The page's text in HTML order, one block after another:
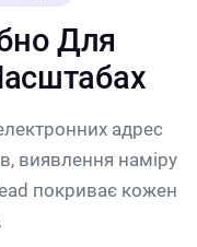
Для
адрес
виявлення наміру
покриває кожен